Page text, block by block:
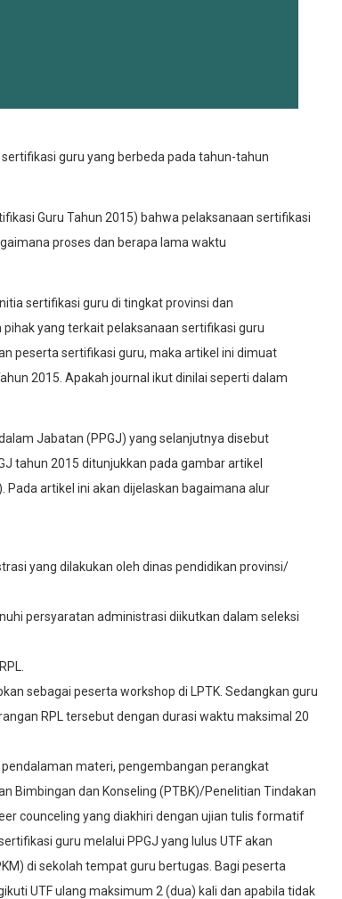
guru yang berbeda pada tahun-tahun
Guru Tahun 2015) bahwa pelaksanaan sertifikasi
proses dan berapa lama waktu
sertifikasi guru di tingkat provinsi dan
yang terkait pelaksanaan sertifikasi guru
peserta sertifikasi guru, maka artikel ini dimuat
2015. Apakah journal ikut dinilai seperti dalam
Jabatan (PPGJ) yang selanjutnya disebut
tahun 2015 ditunjukkan pada gambar artikel
Pada artikel ini akan dijelaskan bagaimana alur
yang dilakukan oleh dinas pendidikan provinsi/
persyaratan administrasi diikutkan dalam seleksi
sebagai peserta workshop di LPTK. Sedangkan guru
RPL tersebut dengan durasi waktu maksimal 20
materi, pengembangan perangkat
Bimbingan dan Konseling (PTBK)/Penelitian Tindakan
counceling yang diakhiri dengan ujian tulis formatif
guru melalui PPGJ yang lulus UTF akan
di sekolah tempat guru bertugas. Bagi peserta
UTF ulang maksimum 2 (dua) kali dan apabila tidak